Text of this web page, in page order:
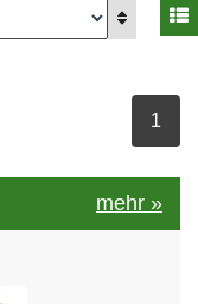
Anzeigen
1
mehr »